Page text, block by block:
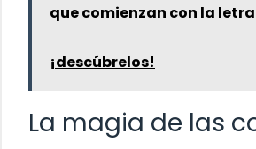
que comienzan con la letra
¡descúbrelos!
La magia de las